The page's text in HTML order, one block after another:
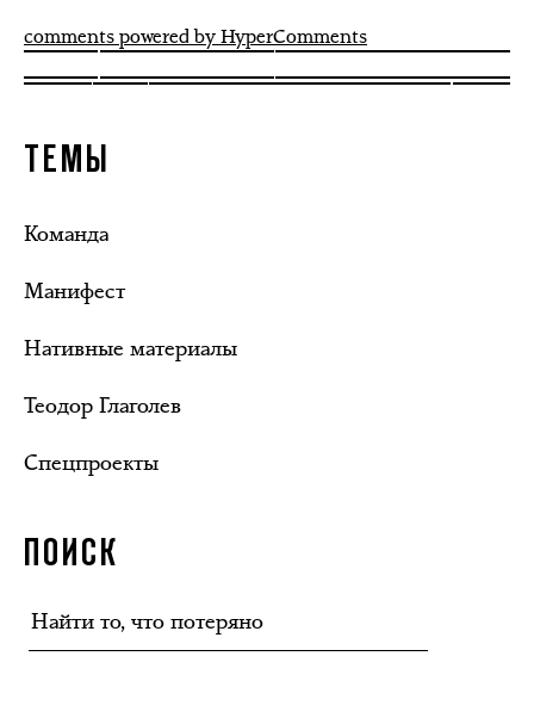
comments powered by HyperComments
ТЕМЫ
Команда
Манифест
Нативные материалы
Теодор Глаголев
Спецпроекты
ПОИСК